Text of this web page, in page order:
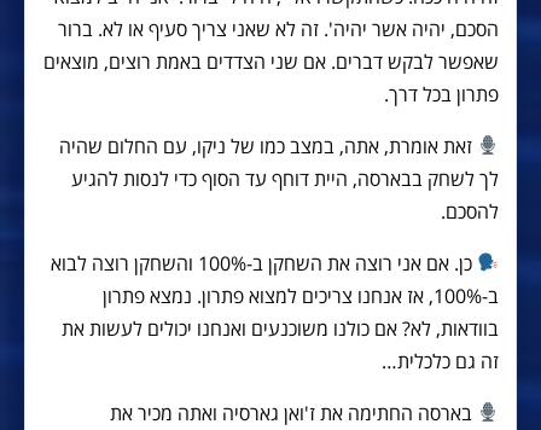
הסכם, יהיה אשר יהיה'. זה לא שאני צריך סעיף או לא. ברור
שאפשר לבקש דברים. אם שני הצדדים באמת רוצים, מוצאים
פתרון בכל דרך.
זאת אומרת, אתה, במצב כמו של ניקו, עם החלום שהיה
לך לשחק בבארסה, היית דוחף עד הסוף כדי לנסות להגיע
להסכם.
כן. אם אני רוצה את השחקן ב-100% והשחקן רוצה לבוא
ב-100%, אז אנחנו צריכים למצוא פתרון. נמצא פתרון
בוודאות, לא? אם כולנו משוכנעים ואנחנו יכולים לעשות את
זה גם כלכלית…
בארסה החתימה את ז'ואן גארסיה ואתה מכיר את